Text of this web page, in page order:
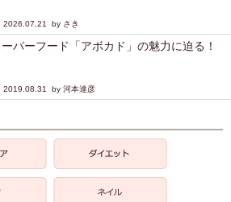
2026.07.21 by さき
パーフード「アボカド」の魅力に迫る！
2019.08.31 by 河本達彦